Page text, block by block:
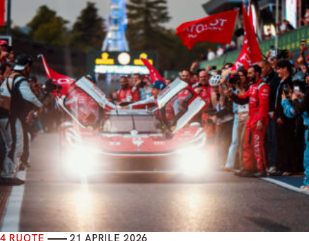
4 RUOTE 21 APRILE 2026